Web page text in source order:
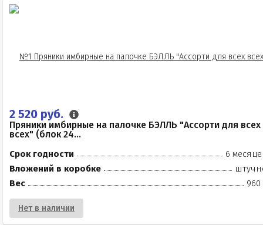
2 520 руб.
Пряники имбирные на палочке БЭЛЛЬ "Ассорти для всех
всех" (блок 24...
Срок годности
6
Вложений в коробке
Вес
960
Нет в наличии